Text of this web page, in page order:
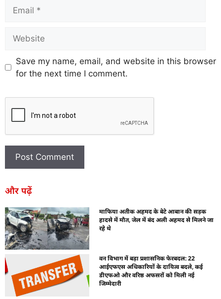
Save my name, email, and website in this browser
for the next time I comment.
और पढ़ें
माफिया अतीक अहमद के बेटे आबान की सड़क
हादसे में मौत, जेल में बंद अली अहमद से मिलने जा
रहे थे
वन विभाग में बड़ा प्रशासनिक फेरबदल: 22
आईएफएस अधिकारियों के दायित्व बदले, कई
डीएफओ और वरिष्ठ अफसरों को मिली नई
जिम्मेदारी